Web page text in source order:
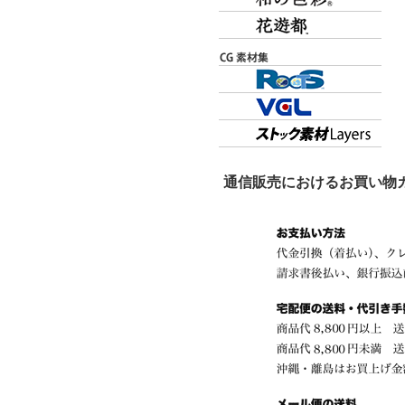
通信販売におけるお買い物